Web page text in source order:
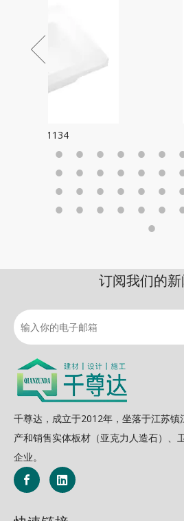
订阅我们的新
千尊达，成立于2012年，坐落于江苏镇
产和销售实体板材（亚克力人造石）、
企业。